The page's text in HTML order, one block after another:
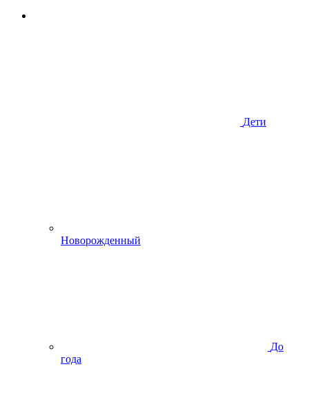
Дети
Новорожденный
До
года